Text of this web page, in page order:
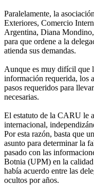
Paralelamente, la
Exteriores, Comercio
Argentina, Diana
para que ordene a la
atienda sus demandas.
Aunque es muy difícil que
información requerida, los
pasos requeridos para
necesarias.
El estatuto de la CARU le
internacional,
Por esta razón, basta que
asunto para determinar la
pasado con las
Botnia (UPM) en la
había acuerdo entre las
ocultos por años.